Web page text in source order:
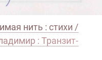
нить : стихи /
: Транзит-